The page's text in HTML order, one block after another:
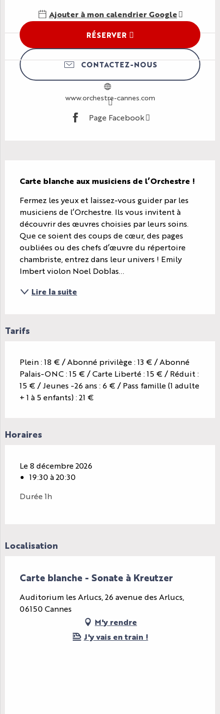
Ajouter à mon calendrier Google
RÉSERVER
CONTACTEZ-NOUS
www.orchestre-cannes.com
Page Facebook
Carte blanche aux musiciens de l’Orchestre !
Fermez les yeux et laissez-vous guider par les
musiciens de l’Orchestre. Ils vous invitent à
découvrir des œuvres choisies par leurs soins.
Que ce soient des coups de cœur, des pages
oubliées ou des chefs d’œuvre du répertoire
chambriste, entrez dans leur univers ! Emily
Imbert violon Noel Doblas...
Lire la suite
Tarifs
Plein : 18 € / Abonné privilège : 13 € / Abonné
Palais-ONC : 15 € / Carte Liberté : 15 € / Réduit :
15 € / Jeunes -26 ans : 6 € / Pass famille (1 adulte
+ 1 à 5 enfants) : 21 €
Horaires
Le 8 décembre 2026
19:30 à 20:30
Durée 1h
Localisation
Carte blanche - Sonate à Kreutzer
Auditorium les Arlucs, 26 avenue des Arlucs,
06150 Cannes
M'y rendre
J'y vais en train !